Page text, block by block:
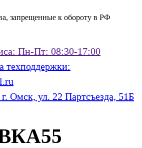
запрещенные к обороту в РФ
Пн-Пт: 08:30-17:00
техподдержки:
г. Омск, ул. 22 Партсъезда, 51Б